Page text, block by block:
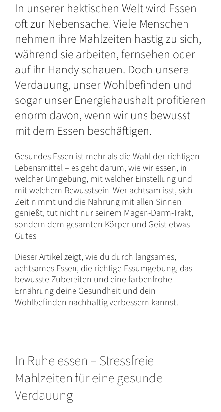
In unserer hektischen Welt wird Essen
oft zur Nebensache. Viele Menschen
nehmen ihre Mahlzeiten hastig zu sich,
während sie arbeiten, fernsehen oder
auf ihr Handy schauen. Doch unsere
Verdauung, unser Wohlbefinden und
sogar unser Energiehaushalt profitieren
enorm davon, wenn wir uns bewusst
mit dem Essen beschäftigen.
Gesundes Essen ist mehr als die Wahl der richtigen
Lebensmittel – es geht darum, wie wir essen, in
welcher Umgebung, mit welcher Einstellung und
mit welchem Bewusstsein. Wer achtsam isst, sich
Zeit nimmt und die Nahrung mit allen Sinnen
genießt, tut nicht nur seinem Magen-Darm-Trakt,
sondern dem gesamten Körper und Geist etwas
Gutes.
Dieser Artikel zeigt, wie du durch langsames,
achtsames Essen, die richtige Essumgebung, das
bewusste Zubereiten und eine farbenfrohe
Ernährung deine Gesundheit und dein
Wohlbefinden nachhaltig verbessern kannst.
In Ruhe essen – Stressfreie
Mahlzeiten für eine gesunde
Verdauung